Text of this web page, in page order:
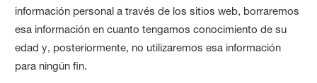
información personal a través de los sitios web, borraremos
esa información en cuanto tengamos conocimiento de su
edad y, posteriormente, no utilizaremos esa información
para ningún fin.